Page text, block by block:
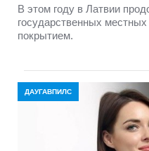
В этом году в Латвии
государственных
покрытием.
ДАУГАВПИЛС